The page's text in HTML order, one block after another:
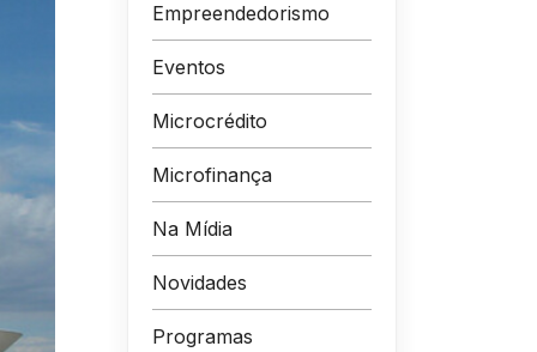
Empreendedorismo
Eventos
Microcrédito
Microfinança
Na Mídia
Novidades
Programas